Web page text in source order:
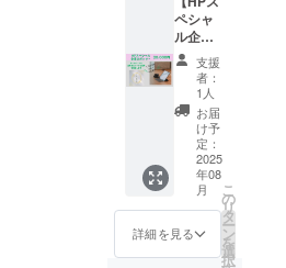
ウド
ファン
ディン
グで支
援し
た」と
お伝え
くださ
い ・有
効期
限：
2025年
から1年
間 ・現
アも
OK（1
回ずつ
分けて
使えま
す） ・
回数券
は初回
来店時
にお渡
しいた
しま
予約時
または
15:00の
間でご
希望の
時間 ●
利用場
所：く
るみ食
堂の店
内ス
ペース
（座敷
または
ル席）
※カフェ
ます。
■注意事
項： ※
ホーム
ページ
は現在
作成
中。7月
完成予
定とな
りま
す。 ※
掲載す
るお名
ただき
ます。
あなた
の会社
をくる
み食堂
のホー
ムペー
ジでPR
できま
す。 ②
感謝の
気持ち
ペシャ
ル企業
スポン
サー＋
お礼
メッ
セー
ジ】
①HPで
企業ス
ポン
サーに
なれる
権利で
支援
者：
1人
お届
け予
定：
2025
年08
月
詳細を見る
こ
の
リ
タ
ー
ン
を
選
択